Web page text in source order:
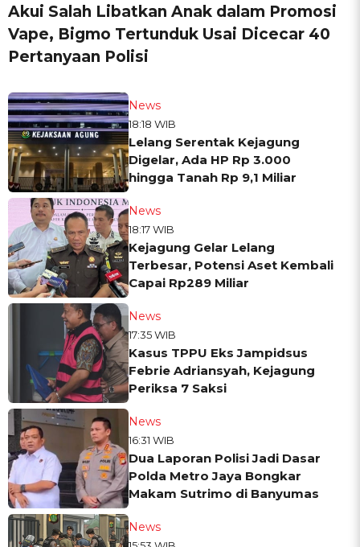
Akui Salah Libatkan Anak dalam Promosi
Vape, Bigmo Tertunduk Usai Dicecar 40
Pertanyaan Polisi
News
18:18 WIB
Lelang Serentak Kejagung
Digelar, Ada HP Rp 3.000
hingga Tanah Rp 9,1 Miliar
News
18:17 WIB
Kejagung Gelar Lelang
Terbesar, Potensi Aset Kembali
Capai Rp289 Miliar
News
17:35 WIB
Kasus TPPU Eks Jampidsus
Febrie Adriansyah, Kejagung
Periksa 7 Saksi
News
16:31 WIB
Dua Laporan Polisi Jadi Dasar
Polda Metro Jaya Bongkar
Makam Sutrimo di Banyumas
News